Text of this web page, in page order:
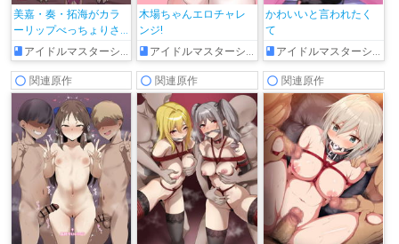
美嘉・奏・拓海がカラ
ーリップべっちょりさ
ーびす♥
アイドルマスターシンデレラガールズ
木場ちゃんエロチャレ
ンジ!
アイドルマスターシンデレラガールズ
かわいいと言われたく
て
アイドルマスターシンデレラガールズ
関連原作 関連原作 関連原作